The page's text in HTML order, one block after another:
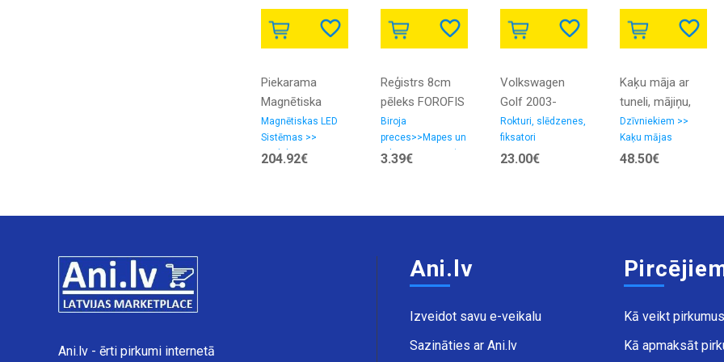
Piekarama
Magnētiska
Modulāra LED
sistēma AIP-
ROUND BRASS
Magnētiskas LED
Sistēmas >>
Modulārās
204.92€
Reģistrs 8cm
pēleks FOROFIS
Biroja
preces>>Mapes un
arhivēšana>>Reģistri
3.39€
Volkswagen
Golf 2003-
>2009 durvju
roktura
mehānisms
aizmugures L
Rokturi, slēdzenes,
fiksatori
23.00€
Kaķu māja ar
tuneli, mājiņu,
platformām un
pelīti, 90cm,
pelēkā krāsā ar
stabu
Dzīvniekiem >>
Kaķu mājas
48.50€
Ani.lv - ērti pirkumi internetā
Ani.lv
Izveidot savu e-veikalu
Sazināties ar Ani.lv
Kā veikt pirkumus
Kā apmaksāt